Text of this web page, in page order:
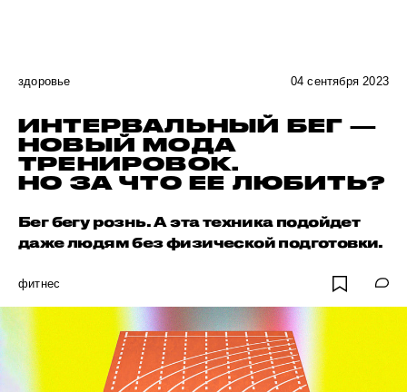
здоровье 04 сентября 2023
ИНТЕРВАЛЬНЫЙ БЕГ —
НОВЫЙ МОДА
ТРЕНИРОВОК.
НО ЗА ЧТО ЕЕ ЛЮБИТЬ?
Бег бегу рознь. А эта техника подойдет
даже людям без физической подготовки.
фитнес